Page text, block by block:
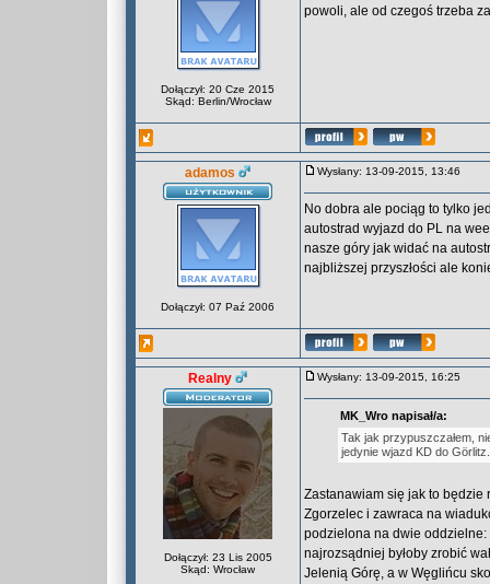
Dołączył: 20 Cze 2015
Skąd: Berlin/Wrocław
powoli, ale od czegoś trzeba
adamos
Dołączył: 07 Paź 2006
Wysłany: 13-09-2015, 13:46
No dobra ale pociąg to tylko
autostrad wyjazd do PL na
nasze góry jak widać na
najbliższej przyszłości ale
Realny
Dołączył: 23 Lis 2005
Skąd: Wrocław
Wysłany: 13-09-2015, 16:25
MK_Wro napisał/a:
Tak jak przypuszczałem,
jedynie wjazd KD do Görlitz.
Zastanawiam się jak to będzie
Zgorzelec i zawraca na
podzielona na dwie
najrozsądniej byłoby zrobić
Jelenią Górę, a w Węglińcu